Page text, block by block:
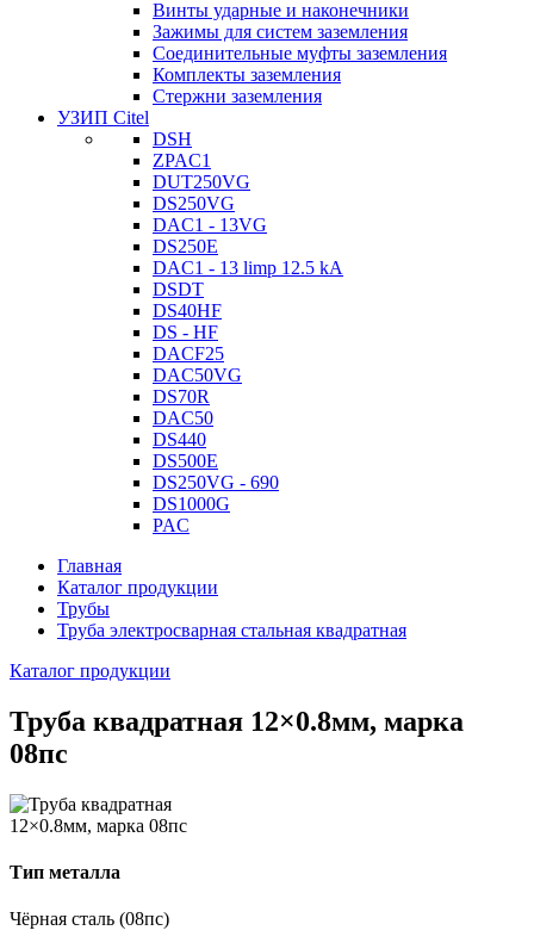
Винты ударные и наконечники
Зажимы для систем заземления
Соединительные муфты заземления
Комплекты заземления
Стержни заземления
УЗИП Citel
DSH
ZPAC1
DUT250VG
DS250VG
DAC1 - 13VG
DS250E
DAC1 - 13 limp 12.5 kA
DSDT
DS40HF
DS - HF
DACF25
DAC50VG
DS70R
DAC50
DS440
DS500E
DS250VG - 690
DS1000G
PAC
Главная
Каталог продукции
Трубы
Труба электросварная стальная квадратная
Каталог продукции
Труба квадратная 12×0.8мм, марка
08пс
Тип металла
Чёрная сталь (08пс)